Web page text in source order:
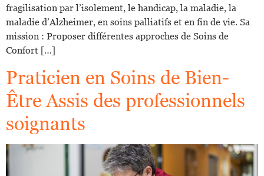
fragilisation par l’isolement, le handicap, la maladie, la
maladie d’Alzheimer, en soins palliatifs et en fin de vie. Sa
mission : Proposer différentes approches de Soins de
Confort […]
Praticien en Soins de Bien-
Être Assis des professionnels
soignants